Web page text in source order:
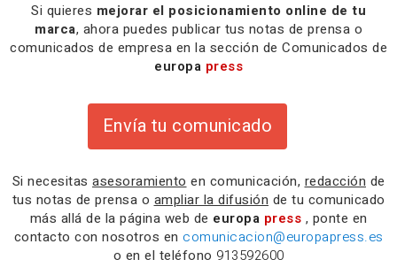
Si quieres mejorar el posicionamiento online de tu
marca, ahora puedes publicar tus notas de prensa o
comunicados de empresa en la sección de Comunicados de
europa press
Envía tu comunicado
Si necesitas asesoramiento en comunicación, redacción de
tus notas de prensa o ampliar la difusión de tu comunicado
más allá de la página web de europa press , ponte en
contacto con nosotros en comunicacion@europapress.es
o en el teléfono 913592600